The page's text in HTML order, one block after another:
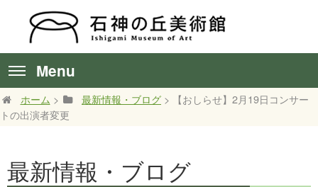
Menu
ホーム > 最新情報・ブログ > 【おしらせ】2月19日コンサー
トの出演者変更
最新情報・ブログ